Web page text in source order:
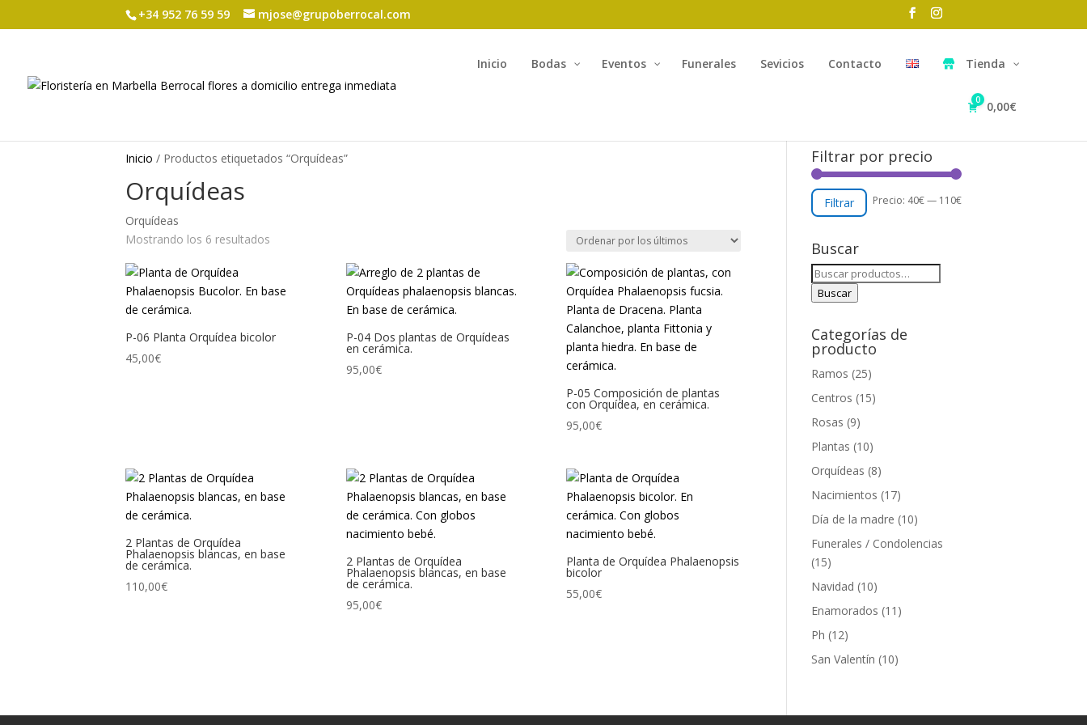
+34 952 76 59 59 mjose@grupoberrocal.com
Inicio Bodas Eventos Funerales Sevicios Contacto Tienda
0 0,00€
Inicio / Productos etiquetados “Orquídeas”
Orquídeas
Orquídeas
Mostrando los 6 resultados
últimos
P-06 Planta Orquídea bicolor
45,00€
P-04 Dos plantas de Orquídeas
en cerámica.
95,00€
P-05 Composición de plantas
con Orquídea, en cerámica.
95,00€
2 Plantas de Orquídea
Phalaenopsis blancas, en base
de cerámica.
110,00€
2 Plantas de Orquídea
Phalaenopsis blancas, en base
de cerámica.
95,00€
Planta de Orquídea Phalaenopsis
bicolor
55,00€
Filtrar por precio
Precio
Precio
Filtrar Precio: 40€— 110€
Buscar
Buscar
por:
Buscar
Categorías de
producto
Ramos (25)
Centros (15)
Rosas (9)
Plantas (10)
Orquídeas (8)
Nacimientos (17)
Día de la madre (10)
Funerales / Condolencias
(15)
Navidad (10)
Enamorados (11)
Ph (12)
San Valentín (10)